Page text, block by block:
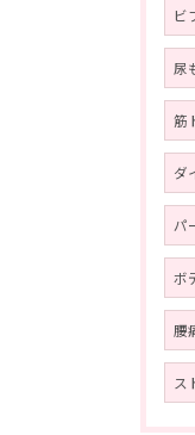
ビ
尿
筋
ダ
パ
ボ
腰
ス